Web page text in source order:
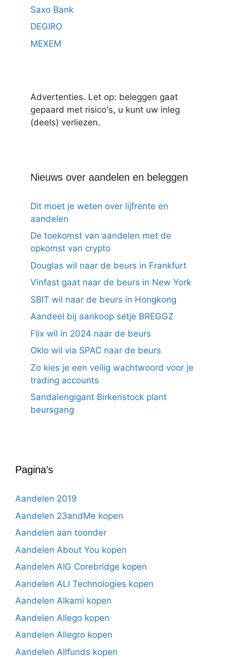
Saxo Bank
DEGIRO
MEXEM
Advertenties. Let op: beleggen gaat
gepaard met risico's, u kunt uw inleg
(deels) verliezen.
Nieuws over aandelen en beleggen
Dit moet je weten over lijfrente en
aandelen
De toekomst van aandelen met de
opkomst van crypto
Douglas wil naar de beurs in Frankfurt
Vinfast gaat naar de beurs in New York
SBIT wil naar de beurs in Hongkong
Aandeel bij aankoop setje BREGGZ
Flix wil in 2024 naar de beurs
Oklo wil via SPAC naar de beurs
Zo kies je een veilig wachtwoord voor je
trading accounts
Sandalengigant Birkenstock plant
beursgang
Pagina’s
Aandelen 2019
Aandelen 23andMe kopen
Aandelen aan toonder
Aandelen About You kopen
Aandelen AIG Corebridge kopen
Aandelen ALI Technologies kopen
Aandelen Alkami kopen
Aandelen Allego kopen
Aandelen Allegro kopen
Aandelen Allfunds kopen